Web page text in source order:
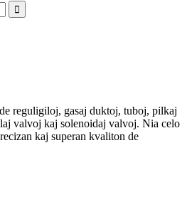
reguligiloj, gasaj duktoj, tuboj, pilkaj
valvoj kaj solenoidaj valvoj. Nia celo
kaj superan kvaliton de